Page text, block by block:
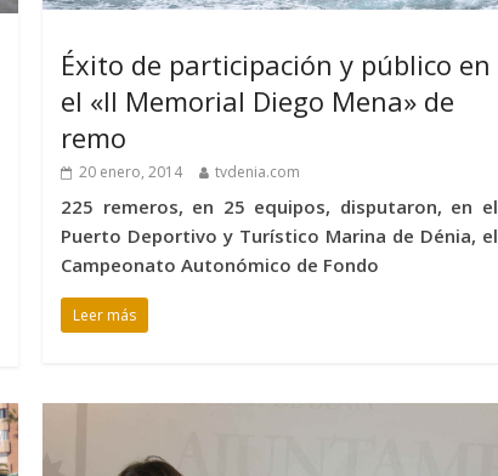
Éxito de participación y público en
el «II Memorial Diego Mena» de
remo
20 enero, 2014 tvdenia.com
225 remeros, en 25 equipos, disputaron, en el
Puerto Deportivo y Turístico Marina de Dénia, el
Campeonato Autonómico de Fondo
Leer más